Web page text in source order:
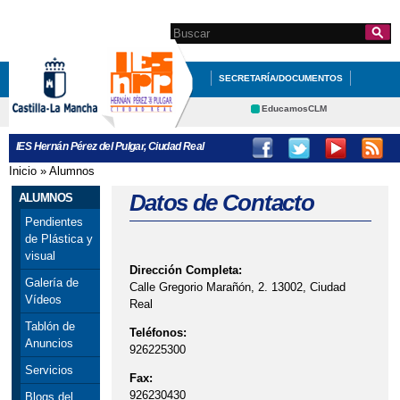
contenido
principal
Formulario de
búsqueda
Search this site
SECRETARÍA/DOCUMENTOS
PROFESORADO ALUMNADO
CONTACTA CON NOSOTROS
EducamosCLM
Educación Cultura
Contacto
IES Hernán Pérez del Pulgar, Ciudad Real
Se encuentra usted aquí
Inicio » Alumnos
ALUMNOS
Pendientes
de Plástica y
visual
Galería de
Vídeos
Tablón de
Anuncios
Servicios
Blogs del
Datos de Contacto
Dirección Completa:
Calle Gregorio Marañón, 2. 13002, Ciudad
Real
Teléfonos:
926225300
Fax:
926230430